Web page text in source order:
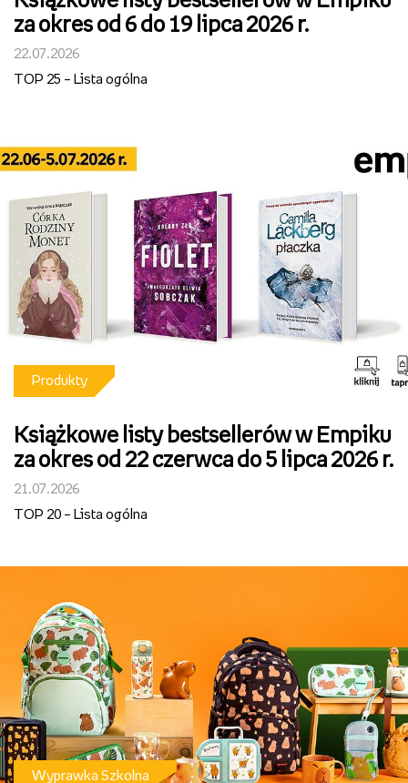
za okres od 6 do 19 lipca 2026 r.
22.07.2026
TOP 25 – Lista ogólna
Produkty
Książkowe listy bestsellerów w Empiku
za okres od 22 czerwca do 5 lipca 2026 r.
21.07.2026
TOP 20 – Lista ogólna
Wyprawka Szkolna